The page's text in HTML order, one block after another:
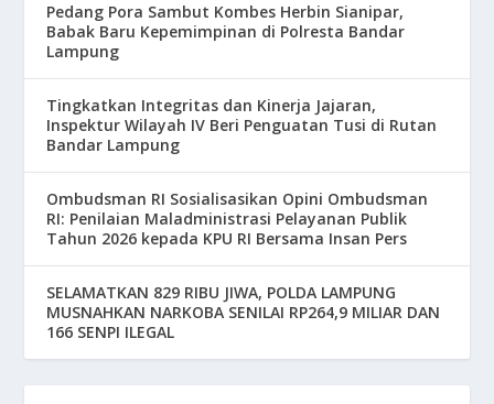
Pedang Pora Sambut Kombes Herbin Sianipar,
Babak Baru Kepemimpinan di Polresta Bandar
Lampung
Tingkatkan Integritas dan Kinerja Jajaran,
Inspektur Wilayah IV Beri Penguatan Tusi di Rutan
Bandar Lampung
Ombudsman RI Sosialisasikan Opini Ombudsman
RI: Penilaian Maladministrasi Pelayanan Publik
Tahun 2026 kepada KPU RI Bersama Insan Pers
SELAMATKAN 829 RIBU JIWA, POLDA LAMPUNG
MUSNAHKAN NARKOBA SENILAI RP264,9 MILIAR DAN
166 SENPI ILEGAL